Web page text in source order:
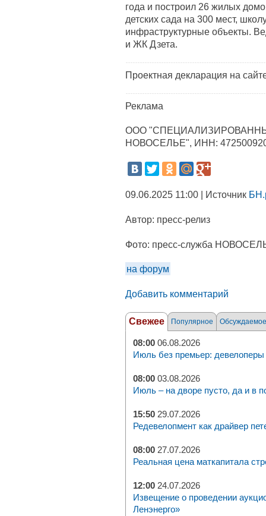
года и построил 26 жилых
детских сада на 300 мест,
инфраструктурные объекты.
и ЖК Дзета.
Проектная декларация на
Реклама
ООО
НОВОСЕЛЬЕ", ИНН:
09.06.2025 11:00 | Источник
Автор: пресс-релиз
Фото: пресс-служба
на форум
Добавить комментарий
Свежее Популярное Обсуждаемое
08:00 06.08.2026
Июль без премьер: девелоперы
08:00 03.08.2026
Июль – на дворе пусто, да и в
15:50 29.07.2026
Редевелопмент как драйвер
08:00 27.07.2026
Реальная цена маткапитала
12:00 24.07.2026
Извещение о проведении
Ленэнерго»